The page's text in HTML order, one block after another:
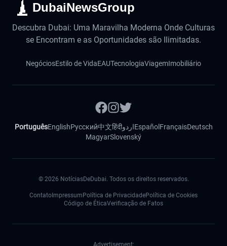
DubaiNewsGroup
Descubra Dubai: Uma Maravilha Moderna Onde Culturas
se Encontram e as Oportunidades são Ilimitadas.
NegóciosEstilo de VidaEAUTecnologiaViagemImobiliário
PortuguêsEnglishРусский中文हिंदीاردوEspañol FrançaisDeutsch
MagyarSlovenský
© 2026 NotíciasDeDubai. Todos os direitos reservados.
Contato Impressum Política de PrivacidadePolítica de Cookies
Código de ÉticaVerificação de Fatos
Advertisement: